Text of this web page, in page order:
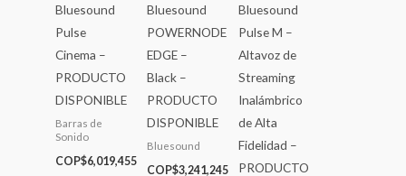
Bluesound
Pulse
Cinema –
PRODUCTO
DISPONIBLE
Barras de
Sonido
COP$6,019,455
Bluesound
POWERNODE
EDGE –
Black –
PRODUCTO
DISPONIBLE
Bluesound
COP$3,241,245
Bluesound
Pulse M –
Altavoz de
Streaming
Inalámbrico
de Alta
Fidelidad –
PRODUCTO